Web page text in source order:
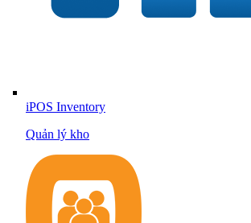
iPOS Inventory
Quản lý kho